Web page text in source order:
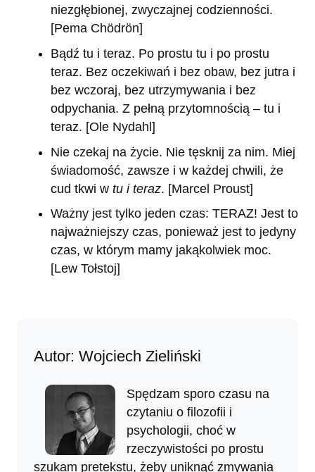
niezgłębionej, zwyczajnej codzienności.
[Pema Chödrön]
Bądź tu i teraz. Po prostu tu i po prostu
teraz. Bez oczekiwań i bez obaw, bez jutra i
bez wczoraj, bez utrzymywania i bez
odpychania. Z pełną przytomnością – tu i
teraz. [Ole Nydahl]
Nie czekaj na życie. Nie tęsknij za nim. Miej
świadomość, zawsze i w każdej chwili, że
cud tkwi w tu i teraz. [Marcel Proust]
Ważny jest tylko jeden czas: TERAZ! Jest to
najważniejszy czas, ponieważ jest to jedyny
czas, w którym mamy jakąkolwiek moc.
[Lew Tołstoj]
Autor: Wojciech Zieliński
Spędzam sporo czasu na
czytaniu o filozofii i
psychologii, choć w
rzeczywistości po prostu
szukam pretekstu, żeby uniknąć zmywania